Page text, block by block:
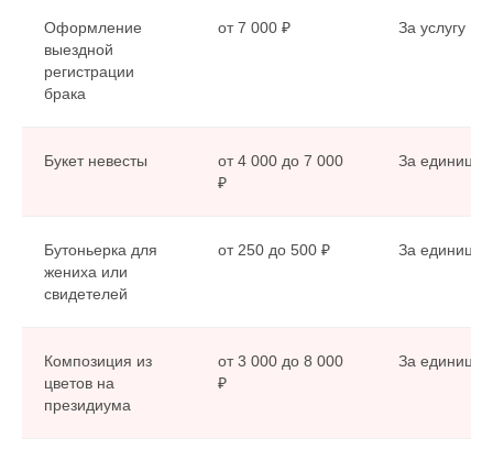
Оформление
выездной
регистрации
брака
от 7 000 ₽ За услугу
Букет невесты
от 4 000 до 7 000
₽
За единицу
Бутоньерка для
жениха или
свидетелей
от 250 до 500 ₽ За единицу
Композиция из
цветов на
президиума
от 3 000 до 8 000
₽
За единицу